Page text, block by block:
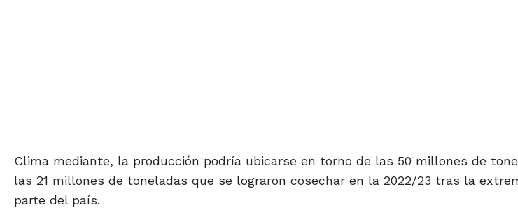
Clima mediante, la producción podría ubicarse en torno de las 50 millones de
las 21 millones de toneladas que se lograron cosechar en la 2022/23 tras la
parte del país.